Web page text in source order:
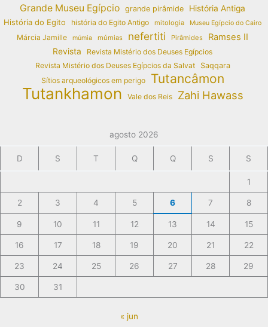
Grande Museu Egípcio grande pirâmide
História Antiga
História do Egito
história do Egito Antigo mitologia Museu Egípcio do Cairo
Márcia Jamille múmia múmias nefertiti Pirâmides Ramses II
Revista
Revista Mistério dos Deuses Egípcios
Revista Mistério dos Deuses Egípcios da Salvat
Saqqara
Sítios arqueológicos em perigo
Tutancâmon
Tutankhamon Vale dos Reis Zahi Hawass
agosto 2026
D S T Q Q S S
1
2 3 4 5 6 7 8
9 10 11 12 13 14 15
16 17 18 19 20 21 22
23 24 25 26 27 28 29
30 31
« jun